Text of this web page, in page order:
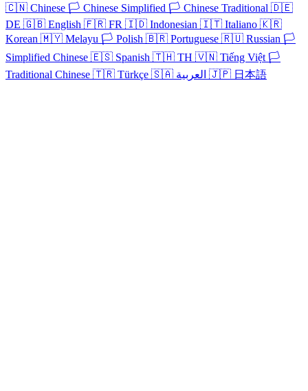
🇨🇳 Chinese 🏳️ Chinese Simplified 🏳️ Chinese Traditional 🇩🇪
DE 🇬🇧 English 🇫🇷 FR 🇮🇩 Indonesian 🇮🇹 Italiano 🇰🇷
Korean 🇲🇾 Melayu 🏳️ Polish 🇧🇷 Portuguese 🇷🇺 Russian 🏳️
Simplified Chinese 🇪🇸 Spanish 🇹🇭 TH 🇻🇳 Tiếng Việt 🏳️
Traditional Chinese 🇹🇷 Türkçe 🇸🇦 🇯🇵 日本語